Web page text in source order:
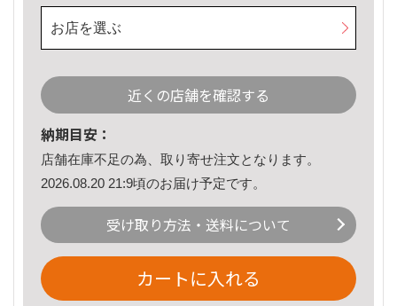
お店を選ぶ
近くの店舗を確認する
納期目安：
店舗在庫不足の為、取り寄せ注文となります。
2026.08.20 21:9頃のお届け予定です。
受け取り方法・送料について
カートに入れる